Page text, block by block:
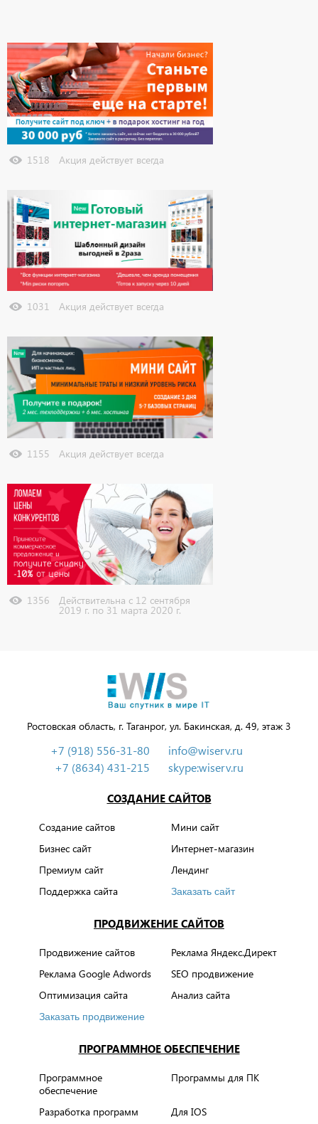
Узнать подробнее
1518 Акция действует всегда
Узнать подробнее
1031 Акция действует всегда
Узнать подробнее
1155 Акция действует всегда
Узнать подробнее
1356 Действительна с 12 сентября
2019 г. по 31 марта 2020 г.
Ростовская область, г. Таганрог, ул. Бакинская, д. 49, этаж 3
+7 (918) 556-31-80
+7 (8634) 431-215
info@wiserv.ru
skype:wiserv.ru
СОЗДАНИЕ САЙТОВ
Создание сайтов
Мини сайт
Бизнес сайт
Интернет-магазин
Премиум сайт
Лендинг
Поддержка сайта
Заказать сайт
ПРОДВИЖЕНИЕ САЙТОВ
Продвижение сайтов
Реклама Яндекс.Директ
Реклама Google Adwords
SEO продвижение
Оптимизация сайта
Анализ сайта
Заказать продвижение
ПРОГРАММНОЕ ОБЕСПЕЧЕНИЕ
Программное
обеспечение
Программы для ПК
Разработка программ Для IOS